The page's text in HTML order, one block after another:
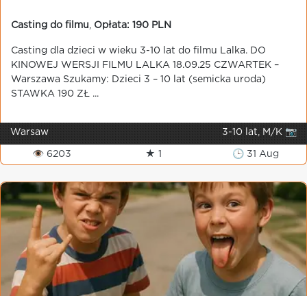
Casting do filmu Opłata: 190 PLN
Casting dla dzieci w wieku 3-10 lat do filmu Lalka. DO
KINOWEJ WERSJI FILMU LALKA 18.09.25 CZWARTEK –
Warszawa Szukamy: Dzieci 3 – 10 lat (semicka uroda)
STAWKA 190 ZŁ ...
Warsaw 3-10 lat, M/K 📷
👁 6203 ★ 1 🕒 31 Aug